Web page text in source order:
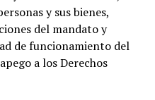
y sus bienes,
del mandato y
de funcionamiento del
a los Derechos